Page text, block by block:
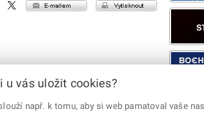
vytisknout
e-mailem
X
u vás uložit cookies?
např. k tomu, aby si web pamatoval vaše